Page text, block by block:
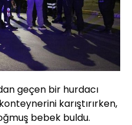
geçen bir hurdacı
karıştırırken,
bebek buldu.